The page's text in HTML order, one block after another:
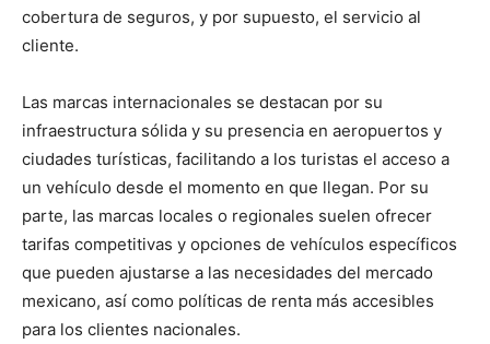
cobertura de seguros, y por supuesto, el servicio al
cliente.
Las marcas internacionales se destacan por su
infraestructura sólida y su presencia en aeropuertos y
ciudades turísticas, facilitando a los turistas el acceso a
un vehículo desde el momento en que llegan. Por su
parte, las marcas locales o regionales suelen ofrecer
tarifas competitivas y opciones de vehículos específicos
que pueden ajustarse a las necesidades del mercado
mexicano, así como políticas de renta más accesibles
para los clientes nacionales.